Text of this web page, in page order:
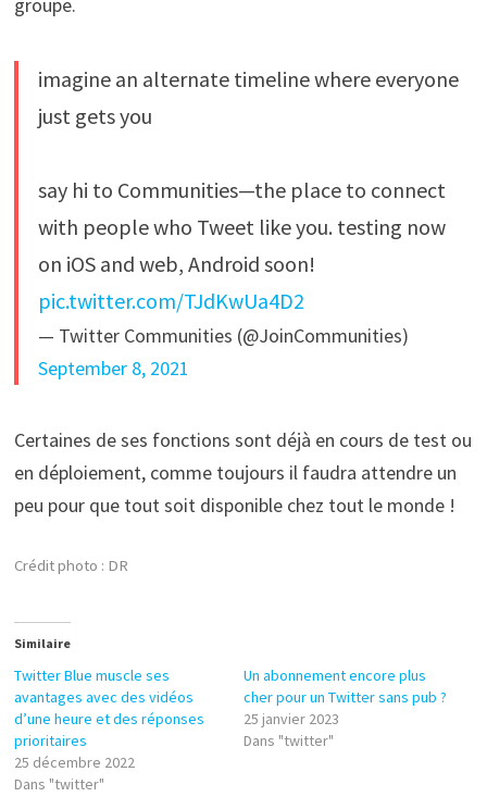
imagine an alternate timeline where everyone
just gets you
say hi to Communities—the place to connect
with people who Tweet like you. testing now
on iOS and web, Android soon!
pic.twitter.com/TJdKwUa4D2
— Twitter Communities (@JoinCommunities)
September 8, 2021
Certaines de ses fonctions sont déjà en cours de test ou
en déploiement, comme toujours il faudra attendre un
peu pour que tout soit disponible chez tout le monde !
Crédit photo : DR
Similaire
Twitter Blue muscle ses
avantages avec des vidéos
d’une heure et des réponses
prioritaires
25 décembre 2022
Dans "twitter"
Un abonnement encore plus
cher pour un Twitter sans pub ?
25 janvier 2023
Dans "twitter"